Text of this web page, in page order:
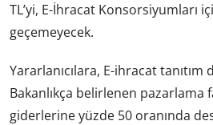
TL’yi, E-İhracat Konsorsiyumları
geçemeyecek.
Yararlanıcılara, E-ihracat
Bakanlıkça belirlenen pazarlama
giderlerine yüzde 50 oranında